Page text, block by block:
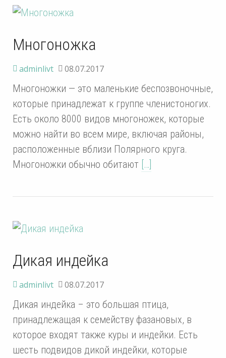
Многоножка
adminlivt 08.07.2017
Многоножки — это маленькие беспозвоночные,
которые принадлежат к группе членистоногих.
Есть около 8000 видов многоножек, которые
можно найти во всем мире, включая районы,
расположенные вблизи Полярного круга.
Многоножки обычно обитают […]
Дикая индейка
adminlivt 08.07.2017
Дикая индейка – это большая птица,
принадлежащая к семейству фазановых, в
которое входят также куры и индейки. Есть
шесть подвидов дикой индейки, которые